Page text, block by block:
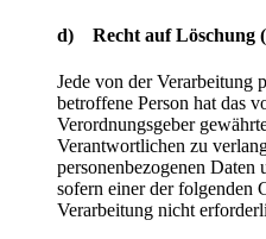
d) Recht auf Löschung
Jede von der Verarbeitung
betroffene Person hat das
Verordnungsgeber
Verantwortlichen zu
personenbezogenen
sofern einer der folgenden
Verarbeitung nicht